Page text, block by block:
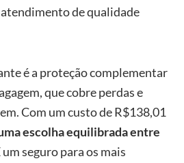
de qualidade
é a proteção complementar
que cobre perdas e
Com um custo de R$138,01
escolha equilibrada entre
um seguro para os mais